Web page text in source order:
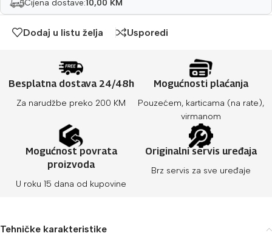
Cijena dostave:10,00 KM
Dodaj u listu želja Usporedi
Besplatna dostava 24/48h
Za narudžbe preko 200 KM
Mogućnosti plaćanja
Pouzećem, karticama (na rate),
virmanom
Mogućnost povrata
proizvoda
U roku 15 dana od kupovine
Originalni servis uređaja
Brz servis za sve uređaje
Tehničke karakteristike